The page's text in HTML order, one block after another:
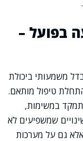
בפועל –
משמעותי ביכולת
טיפול מותאם.
במשימות,
שמשפיעים לא
גם על מערכות